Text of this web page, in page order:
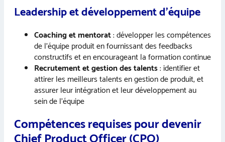
Leadership et développement d’équipe
Coaching et mentorat: développer les compétences
de l’équipe produit en fournissant des feedbacks
constructifs et en encourageant la formation continue
Recrutement et gestion des talents: identifier et
attirer les meilleurs talents en gestion de produit, et
assurer leur intégration et leur développement au
sein de l’équipe
Compétences requises pour devenir